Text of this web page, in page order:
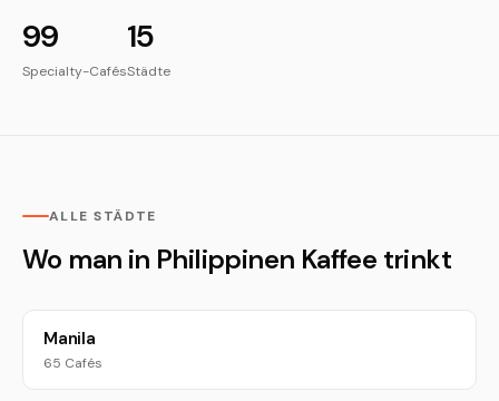
99
Specialty-Cafés
15
Städte
ALLE STÄDTE
Wo man in Philippinen Kaffee trinkt
Manila
65 Cafés